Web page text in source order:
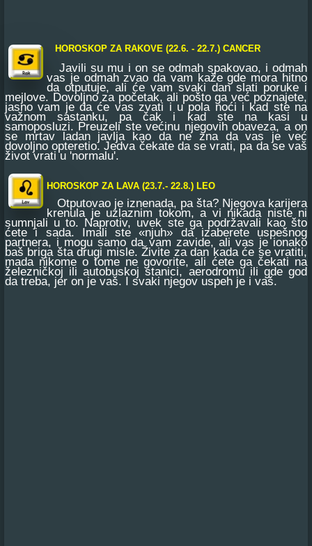
HOROSKOP ZA RAKOVE (22.6. - 22.7.) CANCER
Javili su mu i on se odmah spakovao, i odmah
vas je odmah zvao da vam kaže gde mora hitno
da otputuje, ali će vam svaki dan slati poruke i
mejlove. Dovoljno za početak, ali pošto ga već poznajete,
jasno vam je da će vas zvati i u pola noći i kad ste na
važnom sastanku, pa čak i kad ste na kasi u
samoposluzi. Preuzeli ste većinu njegovih obaveza, a on
se mrtav ladan javlja kao da ne zna da vas je već
dovoljno opteretio. Jedva čekate da se vrati, pa da se vaš
život vrati u 'normalu'.
HOROSKOP ZA LAVA (23.7.- 22.8.) LEO
Otputovao je iznenada, pa šta? Njegova karijera
krenula je uzlaznim tokom, a vi nikada niste ni
sumnjali u to. Naprotiv, uvek ste ga podržavali kao što
ćete i sada. Imali ste «njuh» da izaberete uspešnog
partnera, i mogu samo da vam zavide, ali vas je ionako
baš briga šta drugi misle. Živite za dan kada će se vratiti,
mada nikome o tome ne govorite, ali ćete ga čekati na
železničkoj ili autobuskoj stanici, aerodromu ili gde god
da treba, jer on je vaš. I svaki njegov uspeh je i vaš.